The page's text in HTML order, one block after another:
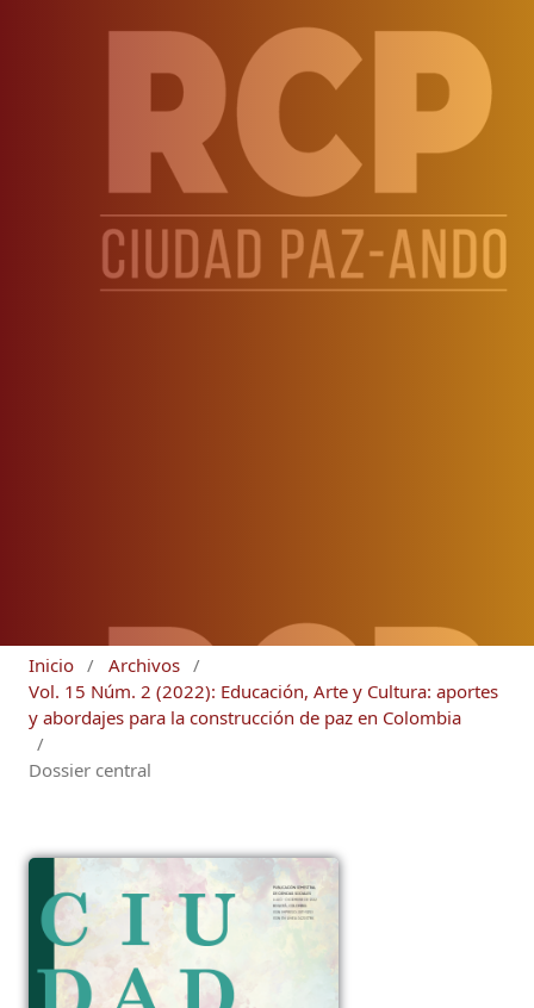
Inicio / Archivos /
Vol. 15 Núm. 2 (2022): Educación, Arte y Cultura: aportes
y abordajes para la construcción de paz en Colombia
/
Dossier central